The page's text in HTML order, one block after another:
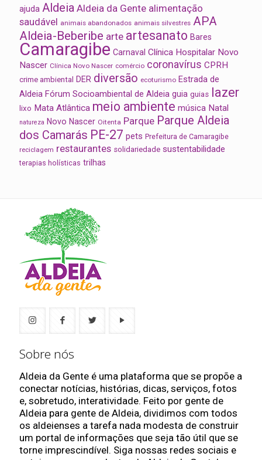
ajuda Aldeia Aldeia da Gente alimentação
saudável animais abandonados animais silvestres APA
Aldeia-Beberibe arte artesanato Bares
Camaragibe Carnaval Clínica Hospitalar Novo
Nascer Clínica Novo Nascer comércio coronavírus CPRH
crime ambiental DER diversão ecoturismo Estrada de
Aldeia Fórum Socioambiental de Aldeia guia guias lazer
lixo Mata Atlântica meio ambiente música Natal
natureza Novo Nascer Oitenta Parque Parque Aldeia
dos Camarás PE-27 pets Prefeitura de Camaragibe
reciclagem restaurantes solidariedade sustentabilidade
terapias holísticas trilhas
Sobre nós
Aldeia da Gente é uma plataforma que se propõe a
conectar notícias, histórias, dicas, serviços, fotos
e, sobretudo, interatividade. Feito por gente de
Aldeia para gente de Aldeia, dividimos com todos
os aldeienses a tarefa nada modesta de construir
um portal de informações que seja tão útil que se
torne imprescindível. Siga nossas redes sociais e